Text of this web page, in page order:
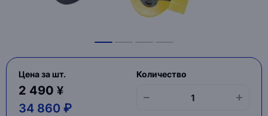
Цена за шт.
2 490 ¥
34 860 ₽
Количество